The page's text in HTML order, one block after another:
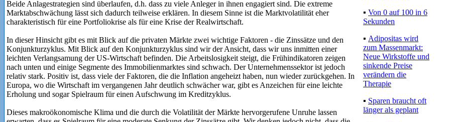
Beide Anlagestrategien sind überlaufen, d.h. dass zu viele Anleger in ihnen engagiert sind. Die extreme
Marktabschwächung lässt sich dadurch teilweise erklären. In diesem Sinne ist die Marktvolatilität eher
charakteristisch für eine Portfoliokrise als für eine Krise der Realwirtschaft.
In dieser Hinsicht gibt es mit Blick auf die privaten Märkte zwei wichtige Faktoren - die Zinssätze und den
Konjunkturzyklus. Mit Blick auf den Konjunkturzyklus sind wir der Ansicht, dass wir uns inmitten einer
leichten Verlangsamung der US-Wirtschaft befinden. Die Arbeitslosigkeit steigt, die Frühindikatoren zeigen
nach unten und einige Segmente des Immobilienmarktes sind schwach. Der Unternehmenssektor ist jedoch
relativ stark. Positiv ist, dass viele der Faktoren, die die Inflation angeheizt haben, nun wieder zurückgehen. In
Europa, wo die Wirtschaft im vergangenen Jahr deutlich schwächer war, gibt es Anzeichen für eine leichte
Erholung und sogar Spielraum für einen Aufschwung im Kreditzyklus.
Dieses makroökonomische Klima und die durch die Volatilität der Märkte hervorgerufene Unruhe lassen
▪ Von 0 auf 100 in 6
Sekunden
▪ Adipositas wird
zum Massenmarkt:
Neue Wirkstoffe und
sinkende Preise
verändern die
Therapie
▪ Sparen braucht oft
länger als geplant